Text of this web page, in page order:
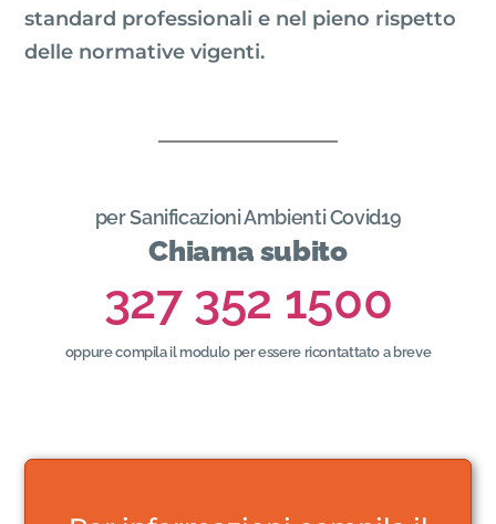
standard professionali e nel pieno rispetto
delle normative vigenti.
per Sanificazioni Ambienti Covid19
Chiama subito
327 352 1500
oppure compila il modulo per essere ricontattato a breve